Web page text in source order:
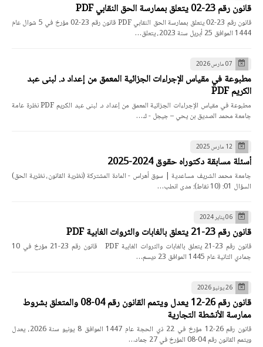
قانون رقم 23-02 يتعلق بممارسة الحق النقابي PDF
قانون رقم 23-02 يتعلق بممارسة الحق النقابي PDF قانون رقم 23-02 مؤرخ في 5 شوال عام
1444 الموافق 25 أبريل سنة 2023، يتعلق…
07 مارس 2026
مطبوعة في مقياس الإجراءات الجزائية المعمق من إعداد د. لبنى عبد
الكريم PDF
مطبوعة في مقياس الإجراءات الجزائية المعمق من إعداد د. لبنى عبد الكريم PDF نظرة عامة
جامعة محمد الصديق بن يحي – جيجل - ك…
12 مارس 2025
أسئلة مسابقة دكتوراه حقوق 2024-2025
جامعة محمد الشريف مساعدية | سوق أهراس - المادة المشتركة (نظرية القانون، نظرية الحق)
السؤال 01: (10 نقاط): مدى انطب…
06 يناير 2024
قانون رقم 23-21 يتعلق بالغابات والثروات الغابية PDF
قانون رقم 23-21 يتعلق بالغابات والثروات الغابية PDF قانون رقم 23-21 مؤرخ في 10
جمادي الثانية عام 1445 الموافق 23 ديسم…
26 يونيو 2026
قانون رقم 26-12 يعدل ويتمم القانون رقم 04-08 والمتعلق بشروط
ممارسة الأنشطة التجارية
قانون رقم 26-12 مؤرخ في 22 ذي الحجة عام 1447 الموافق 8 يونيو سنة 2026، يعدل
ويتمم القانون رقم 04-08 المؤرخ في 27 جماد…